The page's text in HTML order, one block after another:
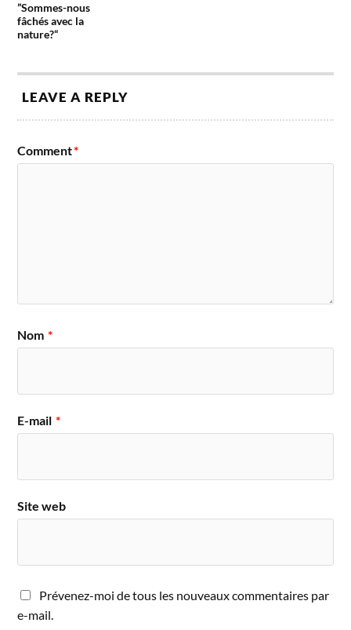
”Sommes-nous
fâchés avec la
nature?“
LEAVE A REPLY
Comment*
Nom *
E-mail *
Site web
Prévenez-moi de tous les nouveaux commentaires par
e-mail.